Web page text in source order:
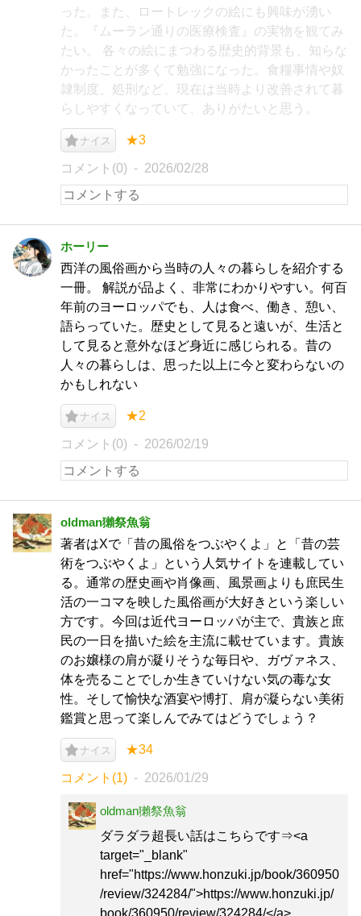
った。また、ロートレックの絵にも興味が湧い
た。『ムーラン通りの医療検査』の実物を観てみ
たい。 各々の絵にまつわる歴史的背景も、知らな
かったことが多くて勉強になった。食糧事情や奴
隷制度、処刑など、現在は当時より改善されて暮
らしやすくなっていて、ありがたいと思う。
ナイス ★3
コメント(0) 2026/02/28
ホーリー
西洋の風俗画から当時の人々の暮らしを紹介する
一冊。 解説が品よく、非常にわかりやすい。何百
年前のヨーロッパでも、人は食べ、働き、憩い、
語らっていた。歴史として見ると遠いが、生活と
して見ると意外なほど身近に感じられる。昔の
人々の暮らしは、思った以上に今と変わらないの
かもしれない
ナイス ★2
コメント(0) 2026/02/19
oldman獺祭魚翁
著者はXで「昔の風俗をつぶやくよ」と「昔の芸
術をつぶやくよ」という人気サイトを連載してい
る。通常の歴史画や肖像画、風景画よりも庶民生
活の一コマを映した風俗画が大好きという楽しい
方です。今回は近代ヨーロッパが主で、貴族と庶
民の一日を描いた絵を主流に載せています。貴族
のお嬢様の肩が凝りそうな毎日や、ガヴァネス、
体を売ることでしか生きていけない気の毒な女
性。そして愉快な酒宴や博打、肩が凝らない美術
鑑賞と思って楽しんでみてはどうでしょう？
ナイス ★34
コメント(1) 2026/01/29
oldman獺祭魚翁
ダラダラ超長い話はこちらです⇒<a
target="_blank"
href="https://www.honzuki.jp/book/360950
/review/324284/">https://www.honzuki.jp/
book/360950/review/324284/</a>